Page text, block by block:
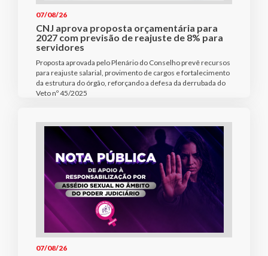
07/08/26
CNJ aprova proposta orçamentária para
2027 com previsão de reajuste de 8% para
servidores
Proposta aprovada pelo Plenário do Conselho prevê recursos
para reajuste salarial, provimento de cargos e fortalecimento
da estrutura do órgão, reforçando a defesa da derrubada do
Veto nº 45/2025
07/08/26